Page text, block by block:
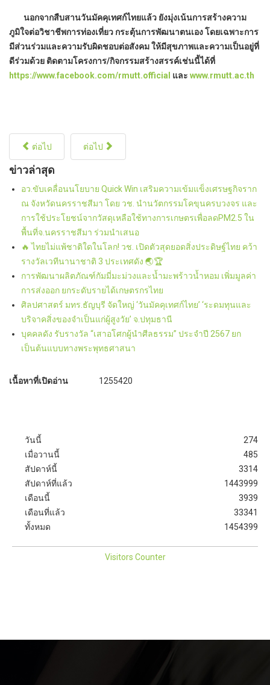
นอกจากสืบสานวันมัคคุเทศก์ไทยแล้ว ยังมุ่งเน้นการสร้างความ
ภูมิใจต่อวิชาชีพการท่องเที่ยว กระตุ้นการพัฒนาตนเอง โดยเฉพาะการ
มีส่วนร่วมและความรับผิดชอบต่อสังคม ให้มีสุขภาพและความเป็นอยู่ที่
ดีร่วมด้วย ติดตามโครงการ/กิจกรรมสร้างสรรค์เช่นนี้ได้ที่
https://www.facebook.com/rmutt.official และ www.rmutt.ac.th
ต่อไป ต่อไป
ข่าวล่าสุด
อว.ขับเคลื่อนนโยบาย Quick Win เสริมความเข้มแข็งเศรษฐกิจราก
ณ จังหวัดนครราชสีมา โดย วช. นำนวัตกรรมโคขุนครบวงจร และ
การใช้ประโยชน์จากวัสดุเหลือใช้ทางการเกษตรเพื่อลดPM2.5 ใน
พื้นที่จ.นครราชสีมา ร่วมนำเสนอ
🔥 ไทยไม่แพ้ชาติใดในโลก! วช. เปิดตัวสุดยอดสิ่งประดิษฐ์ไทย คว้า
รางวัลเวทีนานาชาติ 3 ประเทศดัง 🌏🏆
การพัฒนาผลิตภัณฑ์กัมมี่มะม่วงและน้ำมะพร้าวน้ำหอม เพิ่มมูลค่า
การส่งออก ยกระดับรายได้เกษตรกรไทย
ศิลปศาสตร์ มทร.ธัญบุรี จัดใหญ่ ‘วันมัคคุเทศก์ไทย’ ‘ระดมทุนและ
บริจาคสิ่งของจำเป็นแก่ผู้สูงวัย’ จ.ปทุมธานี
บุคคลดัง รับรางวัล “เสาอโศกผู้นำศีลธรรม” ประจำปี 2567 ยก
เป็นต้นแบบทางพระพุทธศาสนา
เนื้อหาที่เปิดอ่าน 1255420
วันนี้
เมื่อวานนี้
สัปดาห์นี้
สัปดาห์ที่แล้ว
เดือนนี้
เดือนที่แล้ว
ทั้งหมด
274
485
3314
1443999
3939
33341
1454399
Visitors Counter